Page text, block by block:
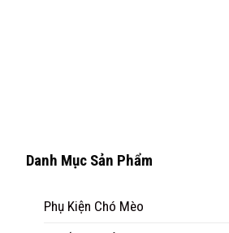
Danh Mục Sản Phẩm
Phụ Kiện Chó Mèo